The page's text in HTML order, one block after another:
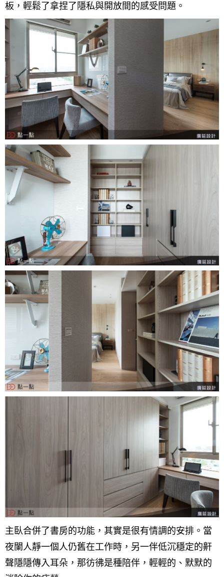
板，輕鬆了拿捏了隱私與開放間的感受問題。
主臥合併了書房的功能，其實是很有情調的安排。當
夜闌人靜一個人仍舊在工作時，另一伴低沉穩定的鼾
聲隱隱傳入耳朵，那彷彿是種陪伴，輕輕的、默默的